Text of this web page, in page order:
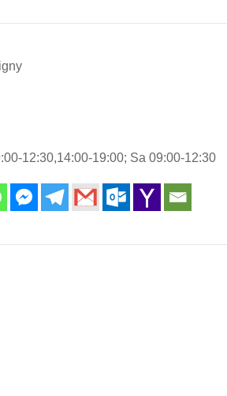
12:30,14:00-19:00; Sa 09:00-12:30